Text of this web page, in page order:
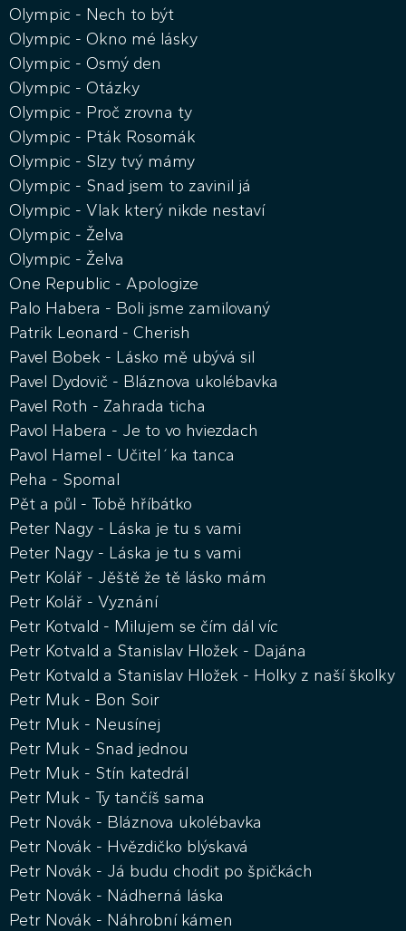
Olympic - Nech to být
Olympic - Okno mé lásky
Olympic - Osmý den
Olympic - Otázky
Olympic - Proč zrovna ty
Olympic - Pták Rosomák
Olympic - Slzy tvý mámy
Olympic - Snad jsem to zavinil já
Olympic - Vlak který nikde nestaví
Olympic - Želva
Olympic - Želva
One Republic - Apologize
Palo Habera - Boli jsme zamilovaný
Patrik Leonard - Cherish
Pavel Bobek - Lásko mě ubývá sil
Pavel Dydovič - Bláznova ukolébavka
Pavel Roth - Zahrada ticha
Pavol Habera - Je to vo hviezdach
Pavol Hamel - Učitel´ka tanca
Peha - Spomal
Pět a půl - Tobě hříbátko
Peter Nagy - Láska je tu s vami
Peter Nagy - Láska je tu s vami
Petr Kolář - Jěště že tě lásko mám
Petr Kolář - Vyznání
Petr Kotvald - Milujem se čím dál víc
Petr Kotvald a Stanislav Hložek - Dajána
Petr Kotvald a Stanislav Hložek - Holky z naší školky
Petr Muk - Bon Soir
Petr Muk - Neusínej
Petr Muk - Snad jednou
Petr Muk - Stín katedrál
Petr Muk - Ty tančíš sama
Petr Novák - Bláznova ukolébavka
Petr Novák - Hvězdičko blýskavá
Petr Novák - Já budu chodit po špičkách
Petr Novák - Nádherná láska
Petr Novák - Náhrobní kámen